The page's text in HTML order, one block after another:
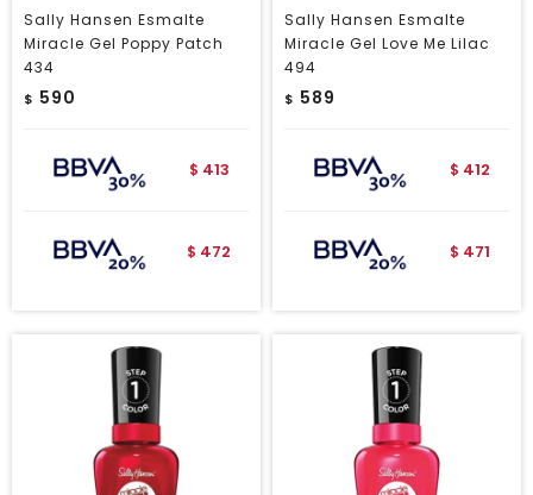
Sally Hansen Esmalte
Miracle Gel Poppy Patch
434
$ 590
$ 413
$ 472
Sally Hansen Esmalte
Miracle Gel Love Me Lilac
494
$ 589
$ 412
$ 471